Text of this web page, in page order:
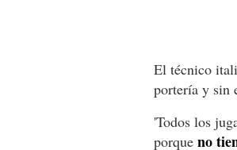
El técnico
portería y sin
'Todos los
porque no